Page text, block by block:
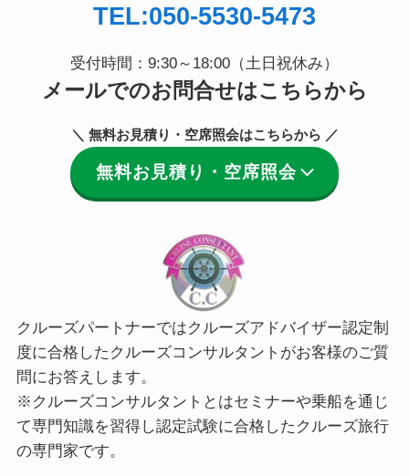
TEL:050-5530-5473
受付時間：9:30～18:00（土日祝休み）
メールでのお問合せはこちらから
＼ 無料お見積り・空席照会はこちらから ／
無料お見積り・空席照会
クルーズパートナーではクルーズアドバイザー認定制
度に合格したクルーズコンサルタントがお客様のご質
問にお答えします。
※クルーズコンサルタントとはセミナーや乗船を通じ
て専門知識を習得し認定試験に合格したクルーズ旅行
の専門家です。